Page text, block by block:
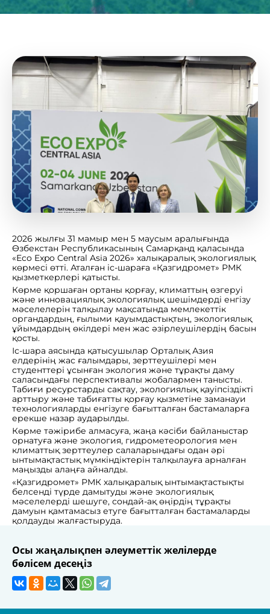
2026 жылғы 31 мамыр мен 5 маусым аралығында
Өзбекстан Республикасының Самарқанд қаласында
«Eco Expo Central Asia 2026» халықаралық экологиялық
көрмесі өтті. Аталған іс-шараға «Қазгидромет» РМК
қызметкерлері қатысты.
Көрме қоршаған ортаны қорғау, климаттың өзгеруі
және инновациялық экологиялық шешімдерді енгізу
мәселелерін талқылау мақсатында мемлекеттік
органдардың, ғылыми қауымдастықтың, экологиялық
ұйымдардың өкілдері мен жас әзірлеушілердің басын
қосты.
Іс-шара аясында қатысушылар Орталық Азия
елдерінің жас ғалымдары, зерттеушілері мен
студенттері ұсынған экология және тұрақты даму
саласындағы перспективалы жобалармен танысты.
Табиғи ресурстарды сақтау, экологиялық қауіпсіздікті
арттыру және табиғатты қорғау қызметіне заманауи
технологияларды енгізуге бағытталған бастамаларға
ерекше назар аударылды.
Көрме тәжірибе алмасуға, жаңа кәсіби байланыстар
орнатуға және экология, гидрометеорология мен
климаттық зерттеулер салаларындағы одан әрі
ынтымақтастық мүмкіндіктерін талқылауға арналған
маңызды алаңға айналды.
«Қазгидромет» РМК халықаралық ынтымақтастықты
белсенді түрде дамытуды және экологиялық
мәселелерді шешуге, сондай-ақ өңірдің тұрақты
дамуын қамтамасыз етуге бағытталған бастамаларды
қолдауды жалғастыруда.
Осы жаңалықпен әлеуметтік желілерде
бөлісем десеңіз